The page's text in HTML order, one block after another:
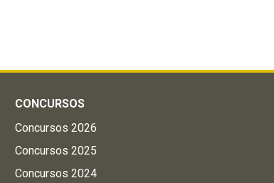
CONCURSOS
Concursos 2026
Concursos 2025
Concursos 2024